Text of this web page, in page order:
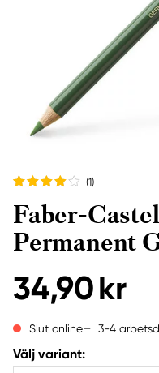
(1)
Faber-
Permanent
34,90 kr
Slut online 3-4
Välj variant: